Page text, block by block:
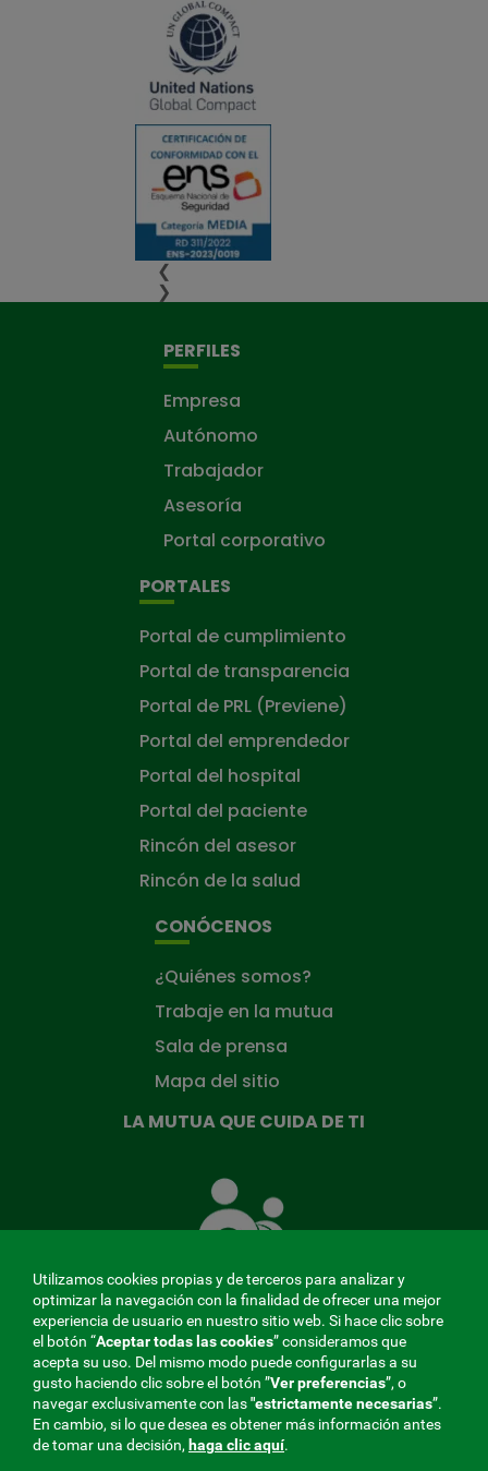
❮
❯
PERFILES
Empresa
Autónomo
Trabajador
Asesoría
Portal corporativo
PORTALES
Portal de cumplimiento
Portal de transparencia
Portal de PRL (Previene)
Portal del emprendedor
Portal del hospital
Portal del paciente
Rincón del asesor
Rincón de la salud
CONÓCENOS
¿Quiénes somos?
Trabaje en la mutua
Sala de prensa
Mapa del sitio
LA MUTUA QUE CUIDA DE TI
Mutua
que
ti
MENÚ
REDES
SOCIALES
Utilizamos cookies propias y de terceros para analizar y
optimizar la navegación con la finalidad de ofrecer una mejor
experiencia de usuario en nuestro sitio web. Si hace clic sobre
el botón “Aceptar todas las cookies” consideramos que
acepta su uso. Del mismo modo puede configurarlas a su
gusto haciendo clic sobre el botón ”Ver preferencias”, o
navegar exclusivamente con las"estrictamentenecesarias”.
En cambio, si lo que desea es obtener más información antes
de tomar una decisión, haga clic aquí.